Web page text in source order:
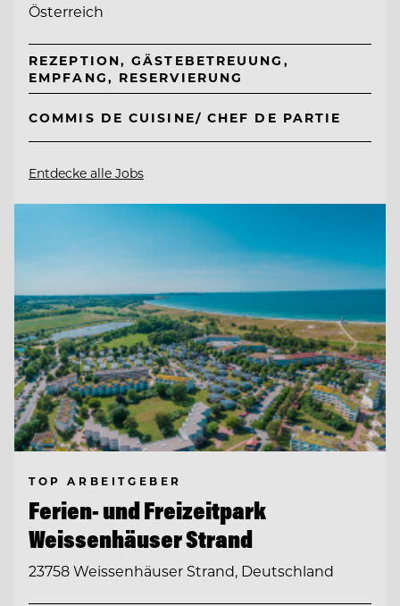
Österreich
REZEPTION, GÄSTEBETREUUNG,
EMPFANG, RESERVIERUNG
COMMIS DE CUISINE/ CHEF DE PARTIE
Entdecke alle Jobs
TOP ARBEITGEBER
Ferien- und Freizeitpark
Weissenhäuser Strand
23758 Weissenhäuser Strand, Deutschland